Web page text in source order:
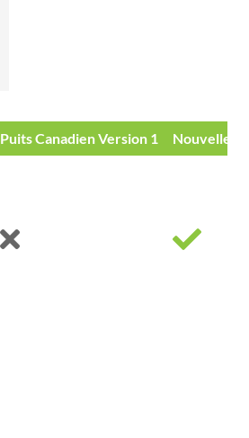
Puits Canadien Version 1 Nouvelle